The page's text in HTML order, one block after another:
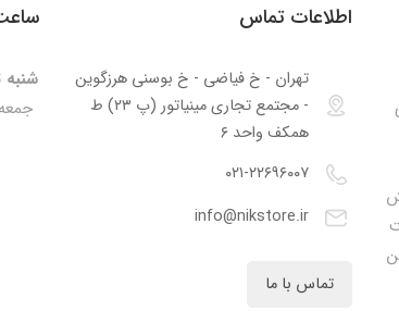
اطلاعات تماس
تهران - خ فیاضی - خ بوسنی هرزگوین
- مجتمع تجاری مینیاتور (پ ۲۳) ط
همکف واحد ۶
۰۲۱-۲۲۶۹۶۰۰۷
info@nikstore.ir
تماس با ما
شنبه